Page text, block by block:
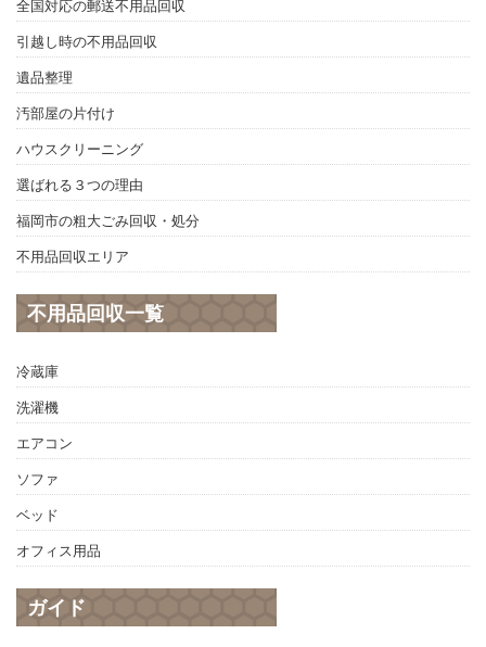
全国対応の郵送不用品回収
引越し時の不用品回収
遺品整理
汚部屋の片付け
ハウスクリーニング
選ばれる３つの理由
福岡市の粗大ごみ回収・処分
不用品回収エリア
不用品回収一覧
冷蔵庫
洗濯機
エアコン
ソファ
ベッド
オフィス用品
ガイド